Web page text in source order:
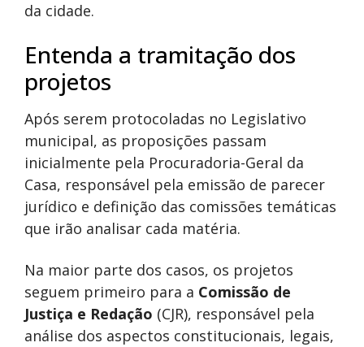
da cidade.
Entenda a tramitação dos
projetos
Após serem protocoladas no Legislativo
municipal, as proposições passam
inicialmente pela Procuradoria-Geral da
Casa, responsável pela emissão de parecer
jurídico e definição das comissões temáticas
que irão analisar cada matéria.
Na maior parte dos casos, os projetos
seguem primeiro para a Comissão de
Justiça e Redação (CJR), responsável pela
análise dos aspectos constitucionais, legais,